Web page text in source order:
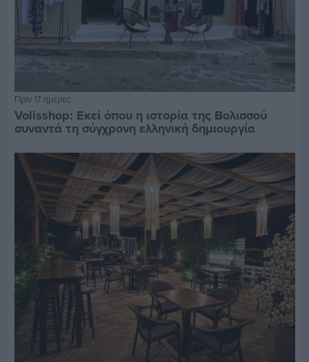
Πριν 17 ημέρες
Volisshop: Εκεί όπου η ιστορία της Βολισσού
συναντά τη σύγχρονη ελληνική δημιουργία